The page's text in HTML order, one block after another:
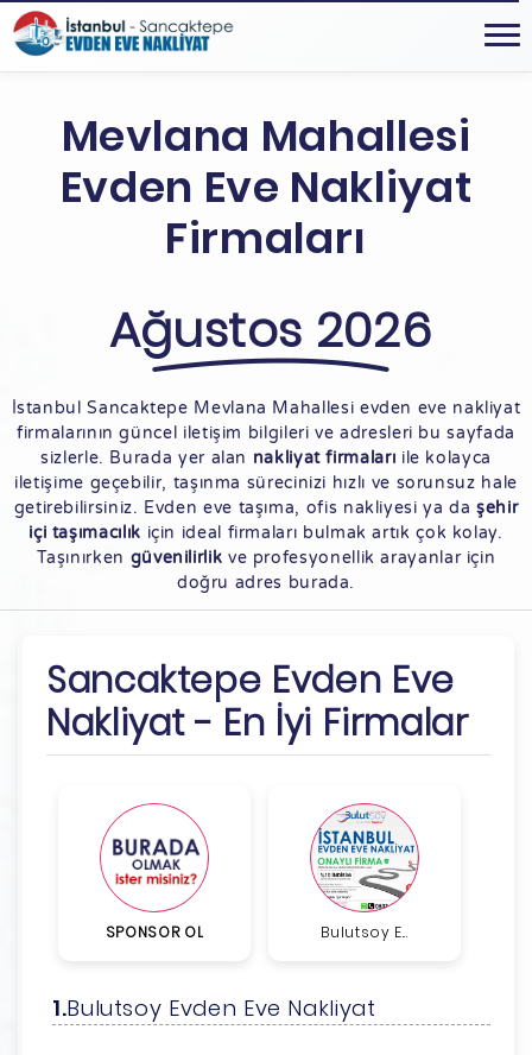
Mevlana Mahallesi
Evden Eve Nakliyat
Firmaları
Ağustos 2026
İstanbul Sancaktepe Mevlana Mahallesi evden eve nakliyat
firmalarının güncel iletişim bilgileri ve adresleri bu sayfada
sizlerle. Burada yer alan nakliyat firmaları ile kolayca
iletişime geçebilir, taşınma sürecinizi hızlı ve sorunsuz hale
getirebilirsiniz. Evden eve taşıma, ofis nakliyesi ya daşehir
içi taşımacılık için ideal firmaları bulmak artık çok kolay.
Taşınırken güvenilirlik ve profesyonellik arayanlar için
doğru adres burada.
Sancaktepe Evden Eve
Nakliyat - En İyi Firmalar
SPONSOR OL Bulutsoy E...
Bulutsoy Evden Eve Nakliyat